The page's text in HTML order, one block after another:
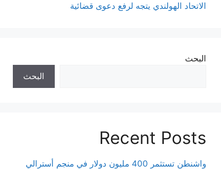
الاتحاد الهولندي يتجه لرفع دعوى قضائية
البحث
البحث
Recent Posts
واشنطن تستثمر 400 مليون دولار في منجم أسترالي